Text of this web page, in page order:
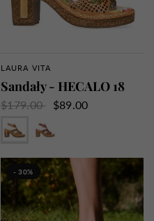
SZYBKI PRZEGLĄD
LAURA VITA
Sandały - HECALO 18
$179.00
$89.00
- 30%